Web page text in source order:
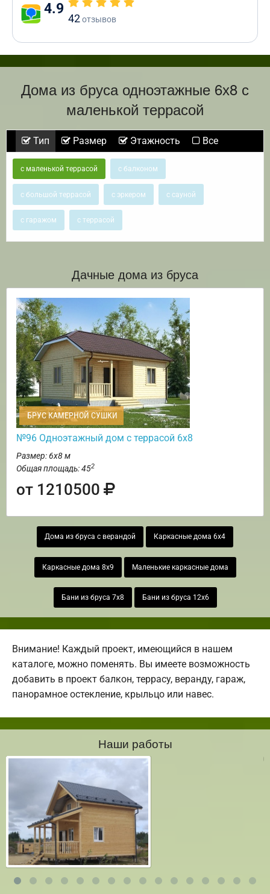
4.9
42отзывов
Дома из бруса одноэтажные 6х8 с
маленькой террасой
Тип Размер Этажность Все
с маленькой террасой с балконом
с большой террасой с эркером с сауной
с гаражом с террасой
Дачные дома из бруса
БРУС КАМЕРНОЙ СУШКИ
№96 Одноэтажный дом с террасой 6х8
Размер: 6х8 м
Общая площадь: 452
от 1210500
Дома из бруса с верандой Каркасные дома 6х4
Каркасные дома 8х9 Маленькие каркасные дома
Бани из бруса 7х8 Бани из бруса 12х6
Внимание! Каждый проект, имеющийся в нашем
каталоге, можно поменять. Вы имеете возможность
добавить в проект балкон, террасу, веранду, гараж,
панорамное остекление, крыльцо или навес.
Наши работы